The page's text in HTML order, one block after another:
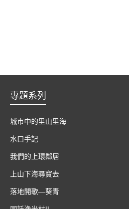
專題系列
城市中的里山里海
水口手記
我們的上環鄰居
上山下海尋寶去
落地開歌—葵青